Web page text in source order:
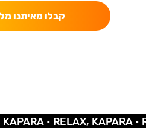
קבלו מאיתנו
•RELAX, KAPARA •